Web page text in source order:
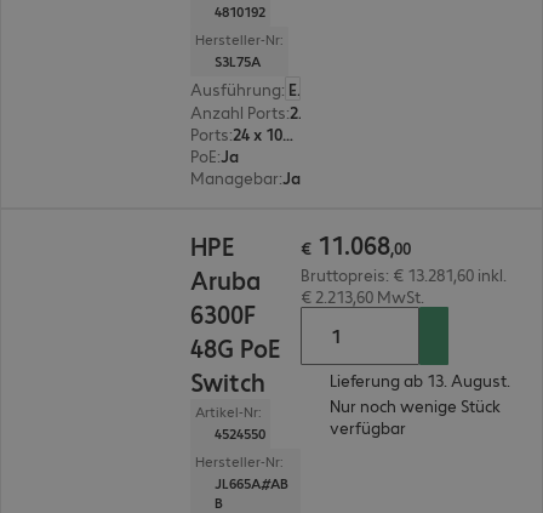
4810192
Hersteller-Nr:
S3L75A
Ausführung: Europäisch
Anzahl Ports: 24
Ports:
24 x 100/1000/2,5G/5G/10G RJ45
PoE:Ja
Managebar:Ja
HPE
Aruba
6300F
48G PoE
Switch
Artikel-Nr:
4524550
Hersteller-Nr:
JL665A#AB
B
€ 11.068,00
Bruttopreis: € 13.281,60 inkl.
€ 2.213,60 MwSt.
Lieferung ab 13. August.
Nur noch wenige Stück
verfügbar